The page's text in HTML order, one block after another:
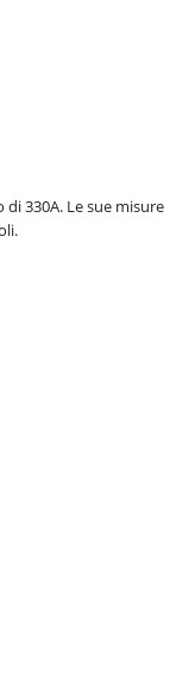
330A. Le sue misure